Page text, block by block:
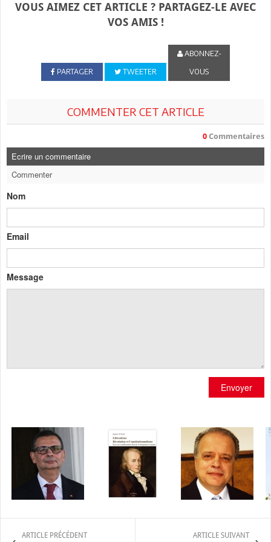
VOUS AIMEZ CET ARTICLE ? PARTAGEZ-LE AVEC
VOS AMIS !
PARTAGER TWEETER
ABONNEZ-
VOUS
COMMENTER CET ARTICLE
0 Commentaires
Ecrire un commentaire
Commenter
Nom
Email
Message
Envoyer
ARTICLE PRÉCÉDENT ARTICLE SUIVANT